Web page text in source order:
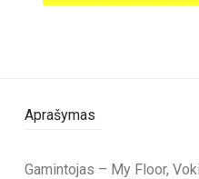
Aprašymas
Gamintojas – My Floor,